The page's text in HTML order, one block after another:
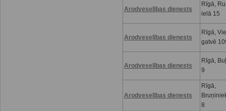
Arodveselības dienests
Rīgā,
ielā 15
Arodveselības dienests
Rīgā,
gatvē
Arodveselības dienests
Rīgā,
9
Arodveselības dienests
Rīgā,
8